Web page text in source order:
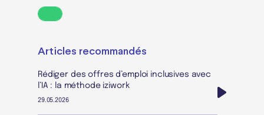
Articles recommandés
Rédiger des offres d’emploi inclusives avec
l’IA : la méthode iziwork
29.05.2026